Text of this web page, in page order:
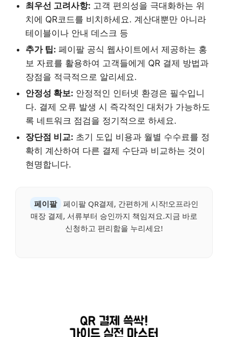
최우선 고려사항: 고객 편의성을 극대화하는 위
치에 QR코드를 비치하세요. 계산대뿐만 아니라
테이블이나 안내 데스크 등
추가 팁: 페이팔 공식 웹사이트에서 제공하는 홍
보 자료를 활용하여 고객들에게 QR 결제 방법과
장점을 적극적으로 알리세요.
안정성 확보: 안정적인 인터넷 환경은 필수입니
다. 결제 오류 발생 시 즉각적인 대처가 가능하도
록 네트워크 점검을 정기적으로 하세요.
장단점 비교: 초기 도입 비용과 월별 수수료를 정
확히 계산하여 다른 결제 수단과 비교하는 것이
현명합니다.
페이팔
페이팔 QR결제, 간편하게 시작!오프라인
매장 결제, 서류부터 승인까지 책임져요.지금 바로
신청하고 편리함을 누리세요!